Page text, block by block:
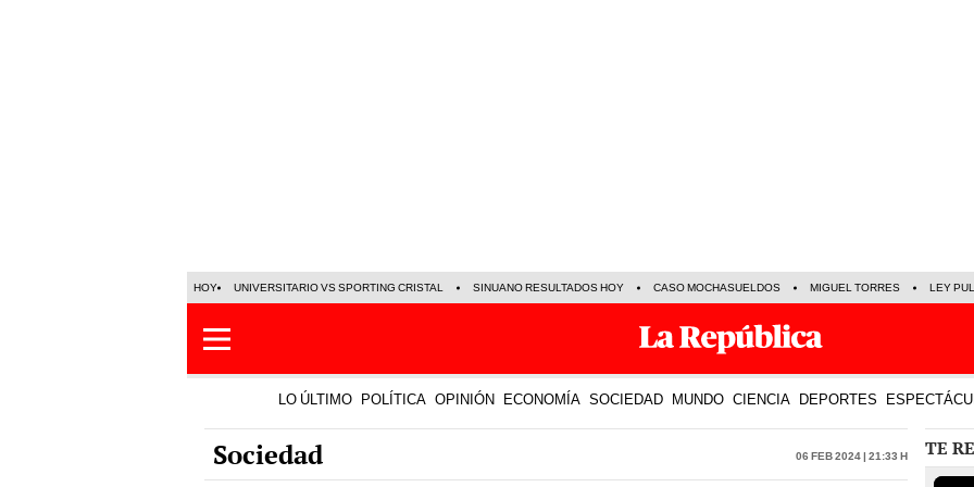
HOY UNIVERSITARIO VS SPORTING CRISTAL SINUANO RESULTADOS HOY CASO MOCHASUELDOS MIGUEL TORRES LEY
LO ÚLTIMO POLÍTICA OPINIÓN ECONOMÍA SOCIEDAD MUNDO CIENCIA DEPORTES
Sociedad 06 Feb 2024 | 21:33 h TE